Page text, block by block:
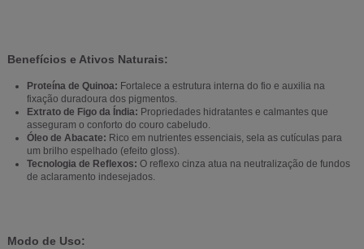
Benefícios e Ativos Naturais:
Proteína de Quinoa: Fortalece a estrutura interna do fio e auxilia na
fixação duradoura dos pigmentos.
Extrato de Figo da Índia: Propriedades hidratantes e calmantes que
asseguram o conforto do couro cabeludo.
Óleo de Abacate: Rico em nutrientes essenciais, sela as cutículas para
um brilho espelhado (efeito gloss).
Tecnologia de Reflexos: O reflexo cinza atua na neutralização de fundos
de aclaramento indesejados.
Modo de Uso: